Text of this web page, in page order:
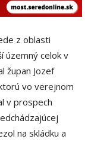
z oblasti
územný celok v
župan Jozef
vo verejnom
v prospech
na skládku a